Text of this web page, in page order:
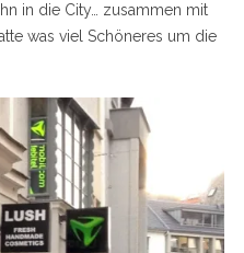
in die City… zusammen mit
was viel Schöneres um die